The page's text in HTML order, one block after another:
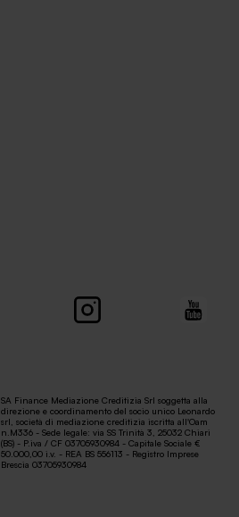
SA Finance Mediazione Creditizia Srl soggetta alla
direzione e coordinamento del socio unico Leonardo
srl, società di mediazione creditizia iscritta all'Oam
n.M336 - Sede legale: via SS Trinità 3, 25032 Chiari
(BS) - P.iva / CF 03705930984 - Capitale Sociale €
50.000,00 i.v. - REA BS 556113 - Registro Imprese
Brescia 03705930984